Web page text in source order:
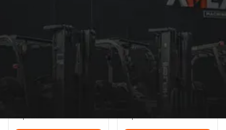
Toneladas: equipos
nuevos
Combilift